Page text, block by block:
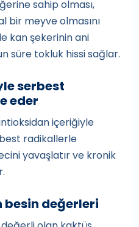
sahip olması,
bir meyve olmasını
kan şekerinin ani
süre tokluk hissi sağlar.
serbest
eder
içeriğiyle
radikallerle
yavaşlatır ve kronik
besin değerleri